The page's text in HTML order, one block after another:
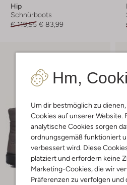
Hm,
Um dir bestmöglich zu
Cookies auf unserer Website.
analytische Cookies sorgen
ordnungsgemäß funktioniert
verbessert wird. Diese
platziert und erfordern keine
Marketing-Cookies, die wir
Präferenzen zu verfolgen und
Hip
Schnürboots
€ 119,95 € 83,99